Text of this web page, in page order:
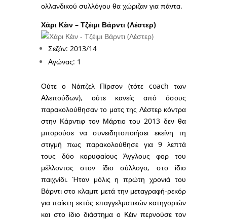
ολλανδικού συλλόγου θα χώριζαν για πάντα.
Χάρι Κέιν – Τζέιμι Βάρντι (Λέστερ)
Σεζόν: 2013/14
Αγώνας: 1
Ούτε ο Νάιτζελ Πίρσον (τότε coach των
Αλεπούδων), ούτε κανείς από όσους
παρακολούθησαν το ματς της Λέστερ κόντρα
στην Κάρντιφ τον Μάρτιο του 2013 δεν θα
μπορούσε να συνειδητοποιήσει εκείνη τη
στιγμή πως παρακολούθησε για 9 λεπτά
τους δύο κορυφαίους Άγγλους φορ του
μέλλοντος στον ίδιο σύλλογο, στο ίδιο
παιχνίδι. Ήταν μόλις η πρώτη χρονιά του
Βάρντι στο κλαμπ μετά την μεταγραφή-ρεκόρ
για παίκτη εκτός επαγγελματικών κατηγοριών
και στο ίδιο διάστημα ο Κέιν περνούσε τον